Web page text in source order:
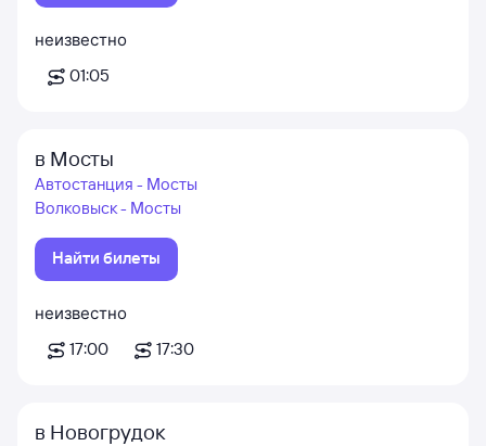
неизвестно
01:05
в Мосты
Автостанция - Мосты
Волковыск - Мосты
Найти билеты
неизвестно
17:00
17:30
в Новогрудок